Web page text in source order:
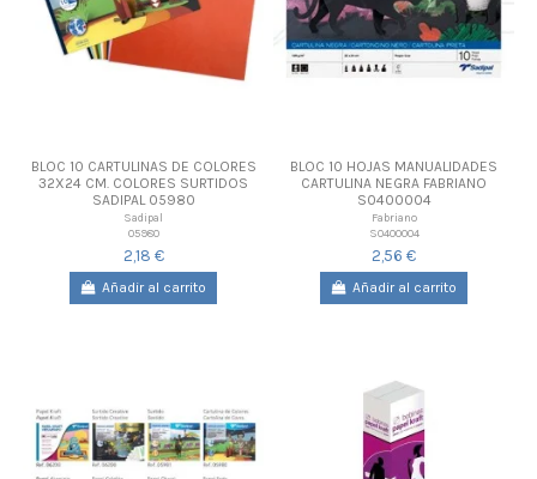
BLOC 10 CARTULINAS DE COLORES
32X24 CM. COLORES SURTIDOS
SADIPAL 05980
Sadipal
05980
2,18 €
Añadir al carrito
BLOC 10 HOJAS MANUALIDADES
CARTULINA NEGRA FABRIANO
S0400004
Fabriano
S0400004
2,56 €
Añadir al carrito